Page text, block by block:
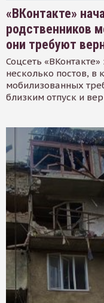
«ВКонтакте»
родственников
они требуют
Соцсеть
несколько постов, в
мобилизованных
близким отпуск и